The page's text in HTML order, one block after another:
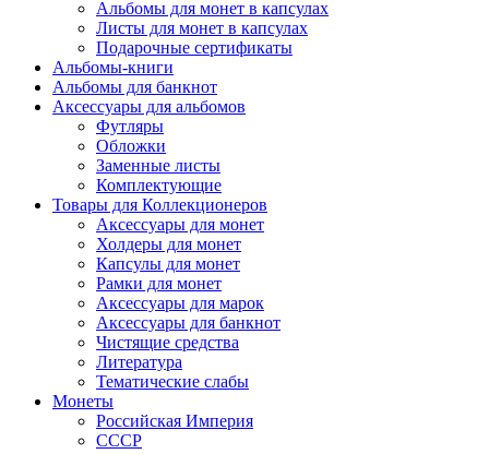
Альбомы для монет в капсулах
Листы для монет в капсулах
Подарочные сертификаты
Альбомы-книги
Альбомы для банкнот
Аксессуары для альбомов
Футляры
Обложки
Заменные листы
Комплектующие
Товары для Коллекционеров
Аксессуары для монет
Холдеры для монет
Капсулы для монет
Рамки для монет
Аксессуары для марок
Аксессуары для банкнот
Чистящие средства
Литература
Тематические слабы
Монеты
Российская Империя
СССР